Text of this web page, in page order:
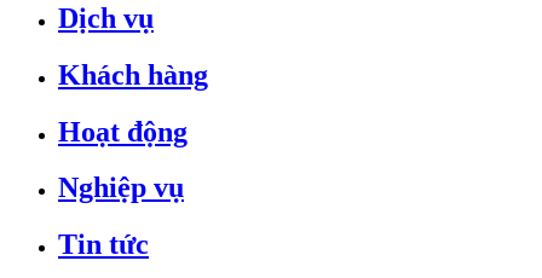
Dịch vụ
Khách hàng
Hoạt động
Nghiệp vụ
Tin tức